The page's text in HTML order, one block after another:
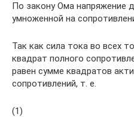
По закону Ома напряжение
умноженной на
Так как сила тока во всех
квадрат полного
равен сумме квадратов
сопротивлений, т. е.
(1)